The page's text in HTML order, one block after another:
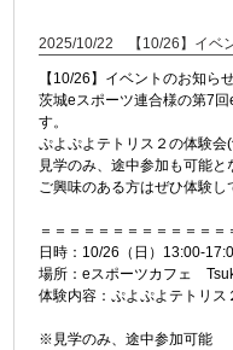
2025/10/22 【10/26】イベ
【10/26】イベントのお知ら
茨城eスポーツ連合様の第7
す。
ぷよぷよテトリス２の体験会
見学のみ、途中参加も可能と
ご興味のある方はぜひ体験し
＝＝＝＝＝＝＝＝＝＝＝＝＝
日時：10/26（日）13:00-
場所：eスポーツカフェ
体験内容：ぷよぷよテトリス
※見学のみ、途中参加可能